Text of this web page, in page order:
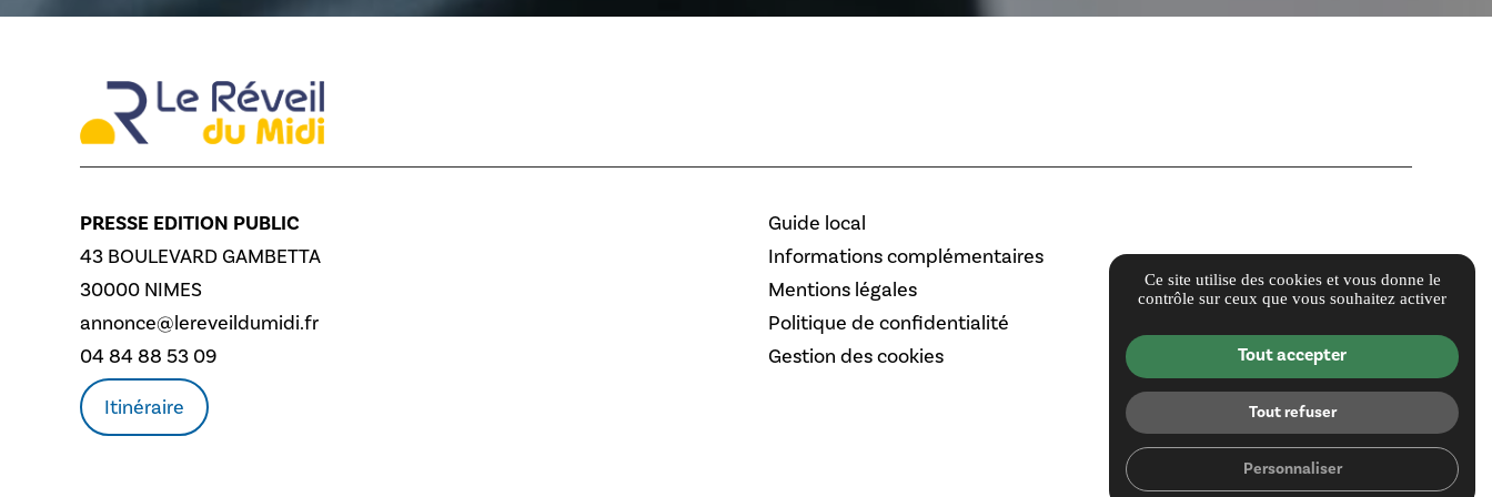
PRESSE EDITION PUBLIC
43 BOULEVARD GAMBETTA
30000 NIMES
annonce@lereveildumidi.fr
04 84 88 53 09
Itinéraire
Guide local
Informations complémentaires
Mentions légales
Politique de confidentialité
Gestion des cookies
Ce site utilise des cookies et vous donne le
contrôle sur ceux que vous souhaitez activer
Tout accepter
Tout refuser
Personnaliser